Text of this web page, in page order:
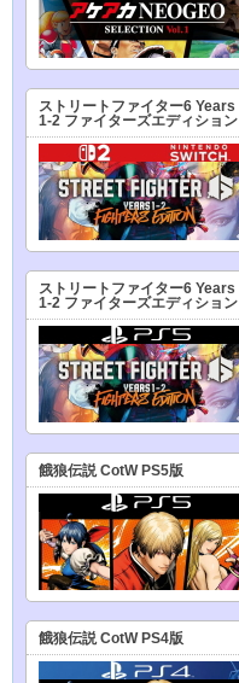
ストリートファイター6 Years
1-2 ファイターズエディション
ストリートファイター6 Years
1-2 ファイターズエディション
餓狼伝説 CotW PS5版
餓狼伝説 CotW PS4版